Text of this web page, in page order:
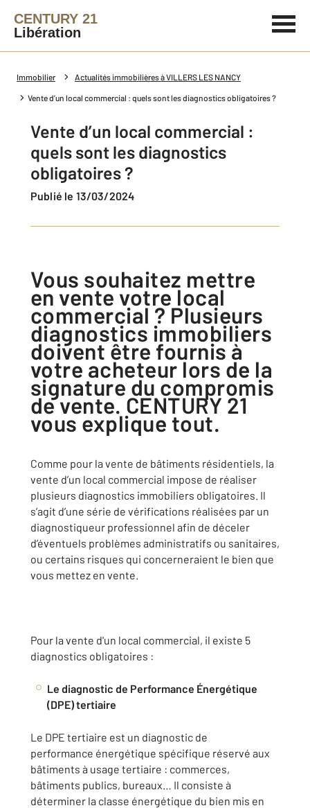
CENTURY 21
Libération
Immobilier Actualités immobilières à VILLERS LES NANCY
Vente d’un local commercial : quels sont les diagnostics obligatoires ?
Vente d’un local commercial :
quels sont les diagnostics
obligatoires ?
Publié le 13/03/2024
Vous souhaitez mettre
en vente votre local
commercial ? Plusieurs
diagnostics immobiliers
doivent être fournis à
votre acheteur lors de la
signature du compromis
de vente. CENTURY 21
vous explique tout.
Comme pour la vente de bâtiments résidentiels, la
vente d’un local commercial impose de réaliser
plusieurs diagnostics immobiliers obligatoires. Il
s’agit d’une série de vérifications réalisées par un
diagnostiqueur professionnel afin de déceler
d’éventuels problèmes administratifs ou sanitaires,
ou certains risques qui concerneraient le bien que
vous mettez en vente.
Pour la vente d'un local commercial, il existe 5
diagnostics obligatoires :
Le diagnostic de Performance Énergétique
(DPE) tertiaire
Le DPE tertiaire est un diagnostic de
performance énergétique spécifique réservé aux
bâtiments à usage tertiaire : commerces,
bâtiments publics, bureaux… Il consiste à
déterminer la classe énergétique du bien mis en